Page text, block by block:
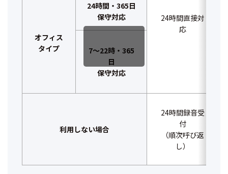
24時間直接対
応
オフィス
タイプ
24時間 ・ 365日
保守対応
7～22時・365
日
保守対応
利用しない場合
24時間録音受
付
（順次呼び返
し）